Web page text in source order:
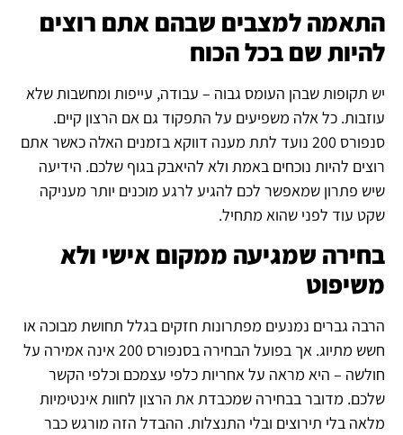
התאמה למצבים שבהם אתם רוצים
להיות שם בכל הכוח
יש תקופות שבהן העומס גבוה – עבודה, עייפות ומחשבות שלא
עוזבות. כל אלה משפיעים על התפקוד גם אם הרצון קיים.
סנפורס 200 נועד לתת מענה דווקא בזמנים האלה כאשר אתם
רוצים להיות נוכחים באמת ולא להיאבק בגוף שלכם. הידיעה
שיש פתרון שמאפשר לכם להגיע לרגע מוכנים יותר מעניקה
שקט עוד לפני שהוא מתחיל.
בחירה שמגיעה ממקום אישי ולא
משיפוט
הרבה גברים נמנעים מפתרונות חזקים בגלל תחושת מבוכה או
חשש מתיוג. אך בפועל הבחירה בסנפורס 200 אינה אמירה על
חולשה – היא מראה על אחריות כלפי עצמכם וכלפי הקשר
שלכם. מדובר בבחירה שמכבדת את הרצון לחוות אינטימיות
מלאה בלי תירוצים ובלי התנצלות. ההבדל הזה מורגש כבר